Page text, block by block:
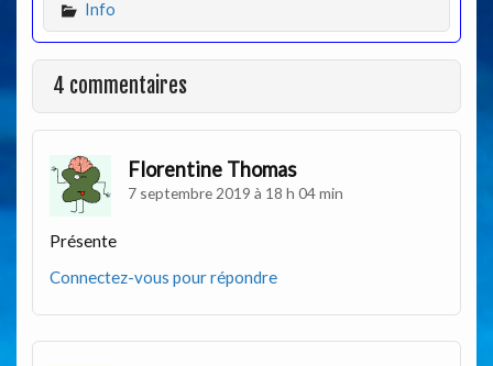
Info
4 commentaires
Florentine Thomas
7 septembre 2019 à 18 h 04 min
Présente
Connectez-vous pour répondre